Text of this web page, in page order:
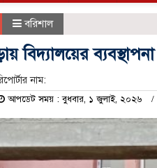
বরিশাল
বিদ্যালয়ের
নাম:
আপডেট সময় : বুধবার, ১ জুলাই, ২০২৬